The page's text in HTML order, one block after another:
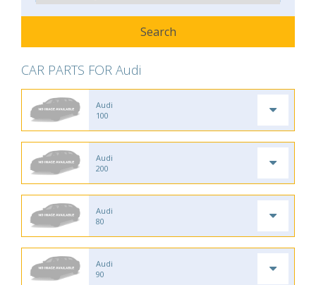
CAR PARTS FOR Audi
Audi
100
Audi
200
Audi
80
Audi
90